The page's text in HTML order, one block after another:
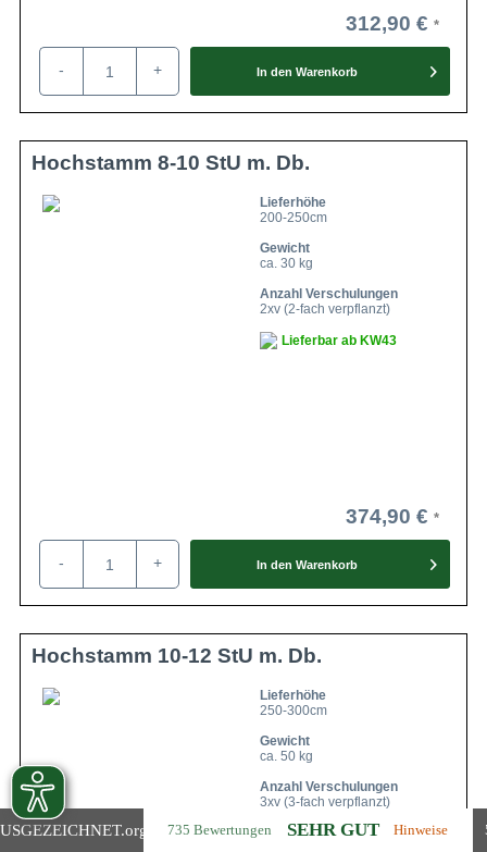
.org 735 Bewertungen SEHR GUT Hinweise
312,90 €
- + In den Warenkorb
Hochstamm 8-10 StU m. Db.
Lieferhöhe
200-250cm
Gewicht
ca. 30 kg
Anzahl Verschulungen
2xv (2-fach verpflanzt)
Lieferbar ab KW43
374,90 €
- + In den Warenkorb
Hochstamm 10-12 StU m. Db.
Lieferhöhe
250-300cm
Gewicht
ca. 50 kg
Anzahl Verschulungen
3xv (3-fach verpflanzt)
Lieferbar ab KW43